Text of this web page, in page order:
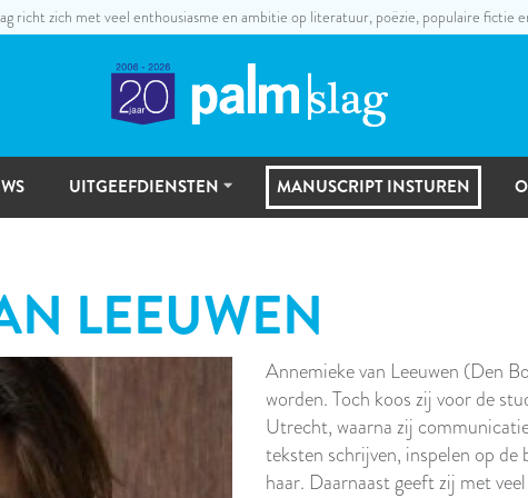
richt zich met veel enthousiasme en ambitie op literatuur, poëzie, populaire fictie
UITGEEFDIENSTEN
MANUSCRIPTSELECTIE
MANUSCRIPT INSTUREN
LEEUWEN
Annemieke van Leeuwen (Den
worden. Toch koos zij voor de
Utrecht, waarna zij
teksten schrijven, inspelen op de
haar. Daarnaast geeft zij met